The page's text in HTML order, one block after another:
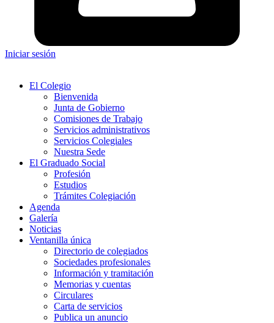
Iniciar sesión
El Colegio
Bienvenida
Junta de Gobierno
Comisiones de Trabajo
Servicios administrativos
Servicios Colegiales
Nuestra Sede
El Graduado Social
Profesión
Estudios
Trámites Colegiación
Agenda
Galería
Noticias
Ventanilla única
Directorio de colegiados
Sociedades profesionales
Información y tramitación
Memorias y cuentas
Circulares
Carta de servicios
Publica un anuncio